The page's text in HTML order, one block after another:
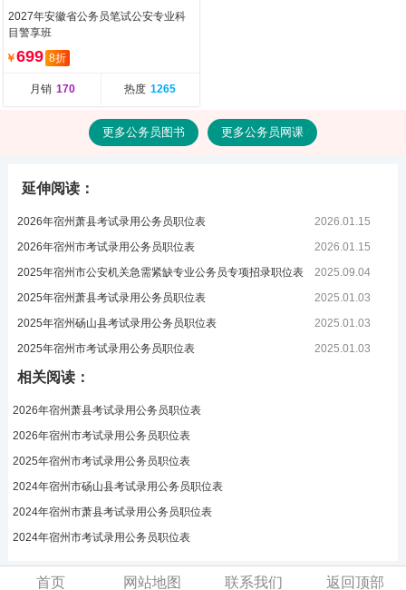
2027年安徽省公务员笔试公安专业科
目警享班
￥699 8折
月销 170 热度 1265
更多公务员图书 更多公务员网课
延伸阅读：
2026年宿州萧县考试录用公务员职位表
2026.01.15
2026年宿州市考试录用公务员职位表
2026.01.15
2025年宿州市公安机关急需紧缺专业公务员专项招录职位表
2025.09.04
2025年宿州萧县考试录用公务员职位表
2025.01.03
2025年宿州砀山县考试录用公务员职位表
2025.01.03
2025年宿州市考试录用公务员职位表
2025.01.03
相关阅读：
2026年宿州萧县考试录用公务员职位表
2026年宿州市考试录用公务员职位表
2025年宿州市考试录用公务员职位表
2024年宿州市砀山县考试录用公务员职位表
2024年宿州市萧县考试录用公务员职位表
2024年宿州市考试录用公务员职位表
首页 网站地图 联系我们 返回顶部